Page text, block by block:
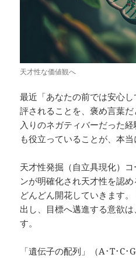
天才性な価値観へ
最近「あなたの前では安心
評されることを、褒め言葉
入りのネガティバーだった
も役立っていることが、本当
天才性発掘（自立具現化）
ンが明確化され天才性を認
どんどん開花していきます
出し、目標へ邁進する意欲
す。
「遺伝子の配列」（A･T･C